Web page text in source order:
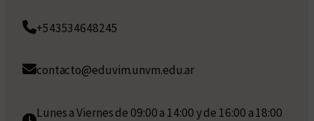
+543534648245
contacto@eduvim.unvm.edu.ar
Lunes a Viernes de 09:00 a 14:00 y de 16:00 a 18:00